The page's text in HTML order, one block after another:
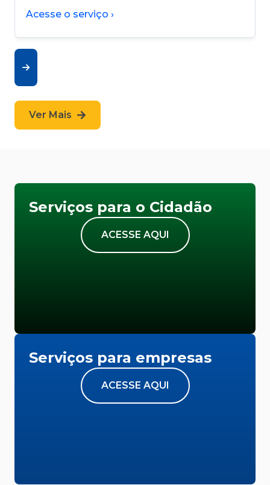
Acesse o serviço ›
Ver Mais
Serviços para o Cidadão
ACESSE AQUI
Serviços para empresas
ACESSE AQUI